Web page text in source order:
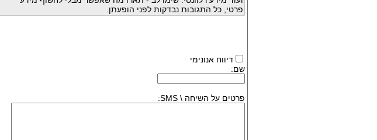
פרטי, כל התגובות נבדקות לפני הופעתן.
דיווח אנונימי
שם:
פרטים על השיחה \ SMS: